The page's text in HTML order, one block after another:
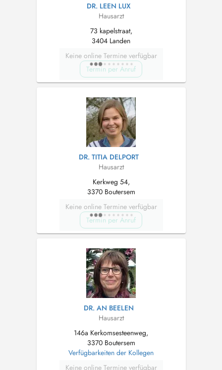
DR. LEEN LUX
Hausarzt
73 kapelstraat,
3404 Landen
Keine online Termine verfügbar
Termin per Anruf
DR. TITIA DELPORT
Hausarzt
Kerkweg 54,
3370 Boutersem
Keine online Termine verfügbar
Termin per Anruf
DR. AN BEELEN
Hausarzt
146a Kerkomsesteenweg,
3370 Boutersem
Verfügbarkeiten der Kollegen
Keine online Termine verfügbar